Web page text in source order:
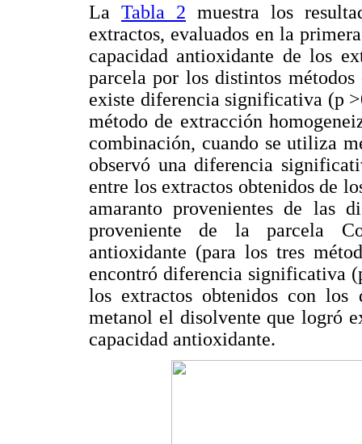
La Tabla 2 muestra los
extractos, evaluados en la
capacidad antioxidante de los
parcela por los distintos
existe diferencia significativa (p
método de extracción
combinación, cuando se utiliza
observó una diferencia
entre los extractos obtenidos de
amaranto provenientes de las
proveniente de la parcela
antioxidante (para los tres
encontró diferencia significativa
los extractos obtenidos con los
metanol el disolvente que logró
capacidad antioxidante.